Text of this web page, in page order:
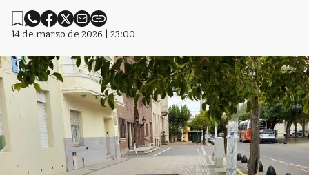
14 de marzo de 2026 | 23:00